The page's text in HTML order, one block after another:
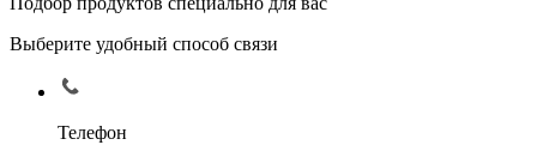
Выберите удобный способ связи
Телефон